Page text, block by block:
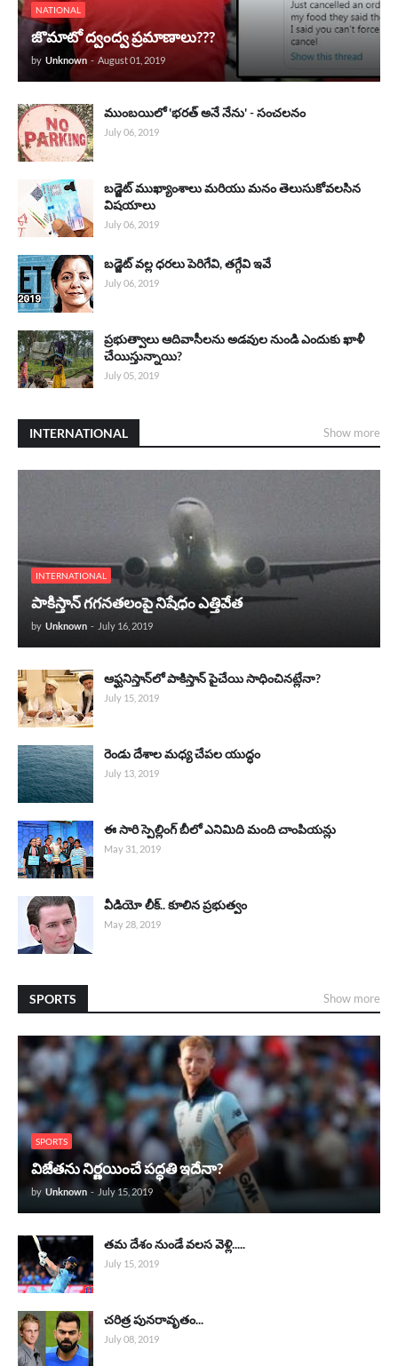
NATIONAL
జొమాటో ద్వంద్వ ప్రమాణాలు???
by Unknown - August 01, 2019
ముంబయిలో 'భరత్ అనే నేను' - సంచలనం
July 06, 2019
బడ్జెట్ ముఖ్యాంశాలు మరియు మనం తెలుసుకోవలసిన
విషయాలు
July 06, 2019
బడ్జెట్‌ వల్ల ధరలు పెరిగేవి, తగ్గేవి ఇవే
July 06, 2019
ప్రభుత్వాలు ఆదివాసీలను అడవుల నుండి ఎందుకు ఖాళీ
చేయిస్తున్నాయి?
July 05, 2019
INTERNATIONAL Show more
INTERNATIONAL
పాకిస్తాన్ గగనతలంపై నిషేధం ఎత్తివేత
by Unknown - July 16, 2019
ఆఫ్ఘనిస్తాన్‌లో పాకిస్తాన్ పైచేయి సాధించినట్లేనా?
July 15, 2019
రెండు దేశాల మధ్య చేపల యుద్ధం
July 13, 2019
ఈ సారి స్పెల్లింగ్ బీలో ఎనిమిది మంది చాంపియన్లు
May 31, 2019
వీడియో లీక్.. కూలిన ప్రభుత్వం
May 28, 2019
SPORTS Show more
SPORTS
విజేతను నిర్ణయించే పద్ధతి ఇదేనా?
by Unknown - July 15, 2019
తమ దేశం నుండే వలస వెళ్లి.....
July 15, 2019
చరిత్ర పునరావృతం...
July 08, 2019